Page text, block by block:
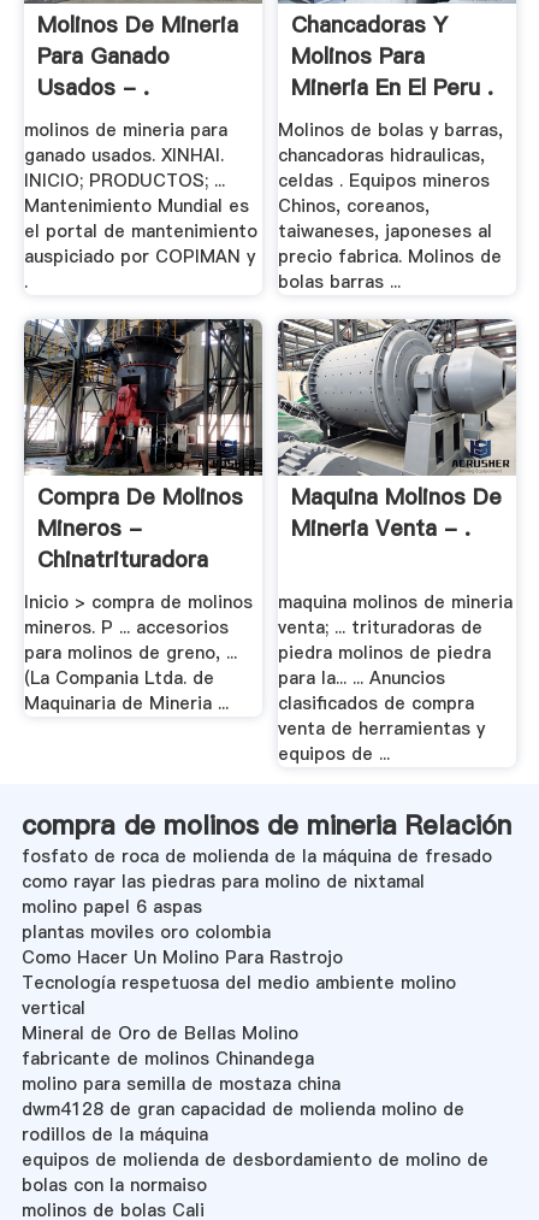
Molinos De Mineria
Para Ganado
Usados - .
molinos de mineria para
ganado usados. XINHAI.
INICIO; PRODUCTOS; ...
Mantenimiento Mundial es
el portal de mantenimiento
auspiciado por COPIMAN y
.
Chancadoras Y
Molinos Para
Mineria En El Peru .
Molinos de bolas y barras,
chancadoras hidraulicas,
celdas . Equipos mineros
Chinos, coreanos,
taiwaneses, japoneses al
precio fabrica. Molinos de
bolas barras ...
Compra De Molinos
Mineros -
Chinatrituradora
Inicio > compra de molinos
mineros. P ... accesorios
para molinos de greno, ...
(La Compania Ltda. de
Maquinaria de Mineria ...
Maquina Molinos De
Mineria Venta - .
maquina molinos de mineria
venta; ... trituradoras de
piedra molinos de piedra
para la... ... Anuncios
clasificados de compra
venta de herramientas y
equipos de ...
compra de molinos de mineria Relación
fosfato de roca de molienda de la máquina de fresado
como rayar las piedras para molino de nixtamal
molino papel 6 aspas
plantas moviles oro colombia
Como Hacer Un Molino Para Rastrojo
Tecnología respetuosa del medio ambiente molino
vertical
Mineral de Oro de Bellas Molino
fabricante de molinos Chinandega
molino para semilla de mostaza china
dwm4128 de gran capacidad de molienda molino de
rodillos de la máquina
equipos de molienda de desbordamiento de molino de
bolas con la normaiso
molinos de bolas Cali